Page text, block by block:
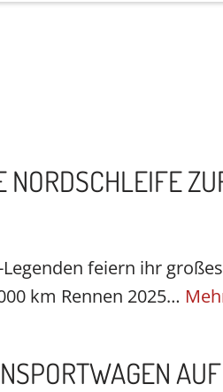
NORDSCHLEIFE
feiern ihr
km Rennen 2025…